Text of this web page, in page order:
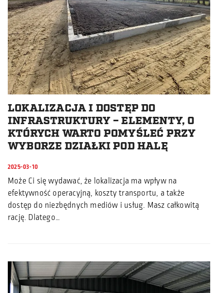
LOKALIZACJA I DOSTĘP DO
INFRASTRUKTURY – ELEMENTY, O
KTÓRYCH WARTO POMYŚLEĆ PRZY
WYBORZE DZIAŁKI POD HALĘ
2025-03-10
Może Ci się wydawać, że lokalizacja ma wpływ na
efektywność operacyjną, koszty transportu, a także
dostęp do niezbędnych mediów i usług. Masz całkowitą
rację. Dlatego…